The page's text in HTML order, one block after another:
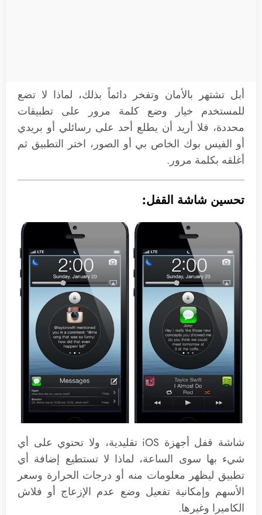
أبل تشتهر بالأمان وتفخر دائماً بذلك، لماذا لا تضع
للمستخدم خيار وضع كلمة مرور على تطبيقات
محددة، فلا أريد أن يطلع أحد على رسائلي أو بريدي
أو الفيس بوك الخاص بي أو الصور، اختر التطبيق ثم
أغلقه بكلمة مرور.
تحسين شاشة القفل:
شاشة قفل أجهزة iOS تقليدية، ولا تحتوي على أي
شيء بها سوى الساعة، لماذا لا تستطيع إضافة أي
تطبيق ليظهر معلومات منه أو درجات الحرارة وسعر
الأسهم وإمكانية تفعيل وضع عدم الإزعاج أو فلاش
الكاميرا وغيرها.